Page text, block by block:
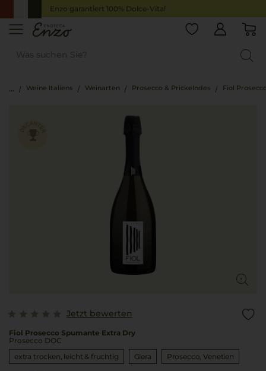
Enzo garantiert 100% Dolce-Vita!
Weine Italiens Weinarten Prosecco & Prickelndes Fiol
Jetzt bewerten
Fiol Prosecco Spumante Extra Dry
Prosecco DOC
extra trocken, leicht & fruchtig
Glera Prosecco Venetien